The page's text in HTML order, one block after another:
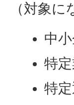
（対象に
中
特
特